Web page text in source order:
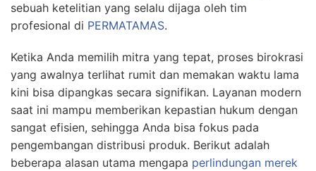
sebuah ketelitian yang selalu dijaga oleh tim
profesional di PERMATAMAS.
Ketika Anda memilih mitra yang tepat, proses birokrasi
yang awalnya terlihat rumit dan memakan waktu lama
kini bisa dipangkas secara signifikan. Layanan modern
saat ini mampu memberikan kepastian hukum dengan
sangat efisien, sehingga Anda bisa fokus pada
pengembangan distribusi produk. Berikut adalah
beberapa alasan utama mengapa perlindungan merek